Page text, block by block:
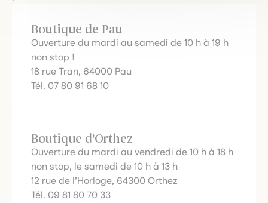
Boutique de Pau
Ouverture du mardi au samedi de 10 h à 19 h
non stop !
18 rue Tran, 64000 Pau
Tél. 07 80 91 68 10
Boutique d'Orthez
Ouverture du mardi au vendredi de 10 h à 18 h
non stop, le samedi de 10 h à 13 h
12 rue de l’Horloge, 64300 Orthez
Tél. 09 81 80 70 33